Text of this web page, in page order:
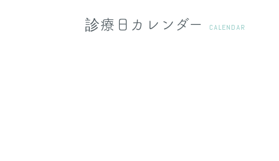
診療日カレンダー CALENDAR